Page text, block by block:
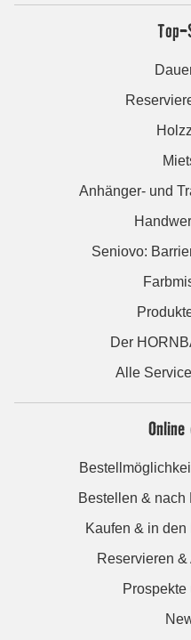
Top-
Anhänger- und
Seniovo:
Der
Alle
Bestellen & nach
Kaufen & in
Reservieren